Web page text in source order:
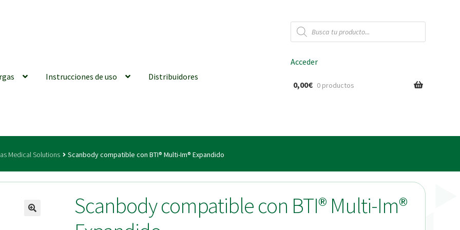
Búsqueda
de
productos
Instrucciones de uso Distribuidores
generales Conexiones CAD CAM Distribuidores Finalizar Pedido
| Tienda Online!
Acceder
0,00€ 0 productos
Medical Solutions Scanbody compatible con BTI® Multi-Im® Expandido
Scanbody compatible con BTI® Multi-Im®